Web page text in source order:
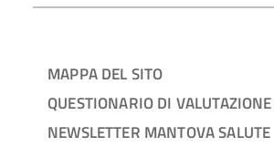
MAPPA DEL SITO
QUESTIONARIO DI VALUTAZIONE
NEWSLETTER MANTOVA SALUTE